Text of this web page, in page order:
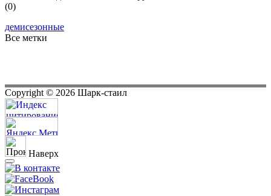
(0)
демисезонные
Все метки
Copyright © 2026 Шарк-стаил
Наверх